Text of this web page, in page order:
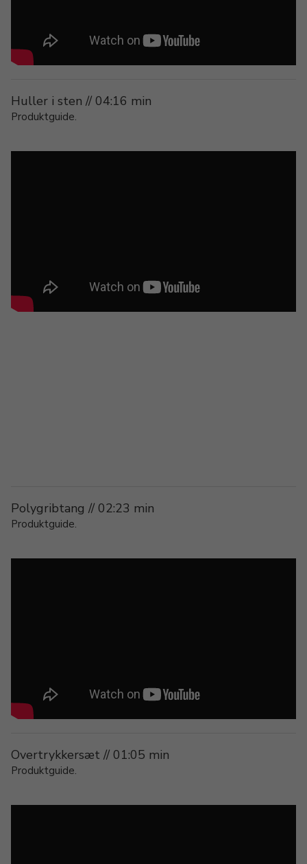
Huller i sten // 04:16 min
Produktguide.
Polygribtang // 02:23 min
Produktguide.
Overtrykkersæt // 01:05 min
Produktguide.